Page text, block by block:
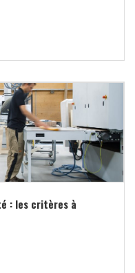
: les critères à